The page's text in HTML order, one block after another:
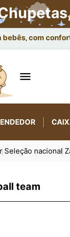
com

Seleção nacional
team